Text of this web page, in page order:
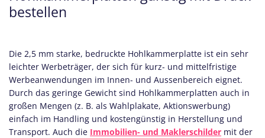
bestellen
Die 2,5 mm starke, bedruckte Hohlkammerplatte ist ein sehr
leichter Werbeträger, der sich für kurz- und mittelfristige
Werbeanwendungen im Innen- und Aussenbereich eignet.
Durch das geringe Gewicht sind Hohlkammerplatten auch in
großen Mengen (z. B. als Wahlplakate, Aktionswerbung)
einfach im Handling und kostengünstig in Herstellung und
Transport. Auch die Immobilien- und Maklerschilder mit der